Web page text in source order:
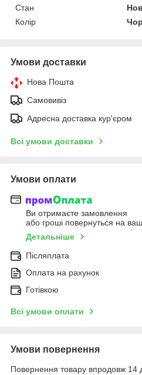
Стан
Колір
Умови доставки
Нова Пошта
Самовивіз
Адресна доставка кур'єром
Всі умови доставки
Умови оплати
Ви отримаєте замовлення
або гроші повернуться на
Детальніше
Післяплата
Оплата на рахунок
Готівкою
Всі умови оплати
Умови повернення
Повернення товару впродовж 14